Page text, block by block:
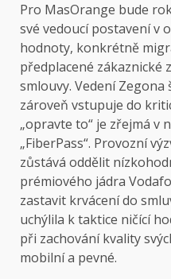
Pro MasOrange bude
své vedoucí postavení v
hodnoty, konkrétně
předplacené zákaznické
smlouvy. Vedení
zároveň vstupuje do
„opravte to“ je zřejmá v
„FiberPass“. Provozní
zůstává oddělit
prémiového jádra
zastavit krvácení do
uchýlila k taktice ničící
při zachování kvality
mobilní a pevné.